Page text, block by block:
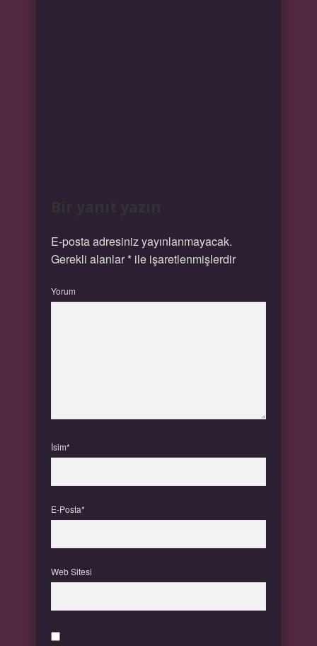
E-posta adresiniz yayınlanmayacak.
Gerekli alanlar*ile işaretlenmişlerdir
Yorum
İsim*
E-Posta*
Web Sitesi